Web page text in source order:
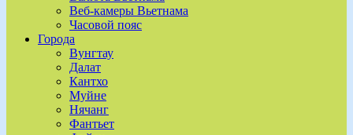
Веб-камеры Вьетнама
Часовой пояс
Города
Вунгтау
Далат
Кантхо
Муйне
Нячанг
Фантьет